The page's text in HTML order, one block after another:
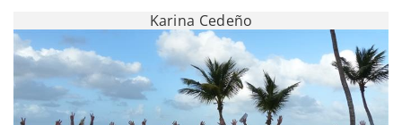
Karina Cedeño